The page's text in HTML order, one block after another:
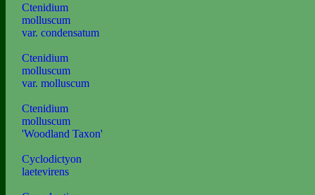
Ctenidium
molluscum
var. condensatum
Ctenidium
molluscum
var. molluscum
Ctenidium
molluscum
'Woodland Taxon'
Cyclodictyon
laetevirens